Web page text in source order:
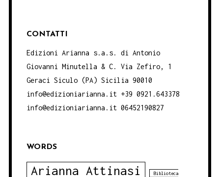
CONTATTI
Edizioni Arianna s.a.s. di Antonio
Giovanni Minutella & C. Via Zefiro, 1
Geraci Siculo (PA) Sicilia 90010
info@edizioniarianna.it +39 0921.643378
info@edizioniarianna.it 06452190827
WORDS
Arianna Attinasi Biblioteca